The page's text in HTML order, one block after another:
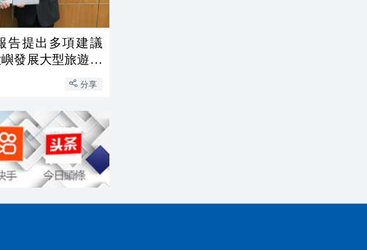
告提出多項建議
發展大型旅遊綜
分享